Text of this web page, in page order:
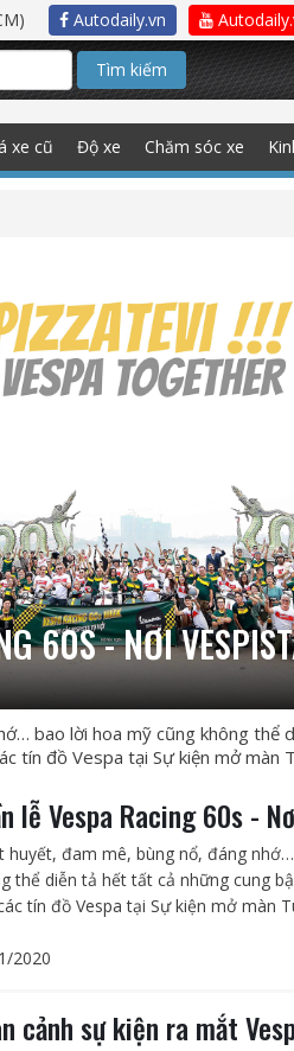
Autodaily.vn
Tìm kiếm
xe cũ Độ xe Chăm sóc xe
60S - NƠI
bao lời hoa mỹ cũng không thể
tín đồ Vespa tại Sự kiện mở màn
lễ Vespa Racing 60s -
huyết, đam mê, bùng nổ, đáng
thể diễn tả hết tất cả những cung
tín đồ Vespa tại Sự kiện mở màn
2020
cảnh sự kiện ra mắt